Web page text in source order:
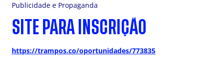
Publicidade e Propaganda
SITE PARA INSCRIÇÃO
https://trampos.co/oportunidades/773835